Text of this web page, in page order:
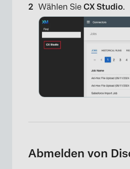
Wählen Sie CX Studio.
Abmelden von